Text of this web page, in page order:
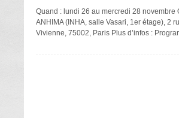
Quand : lundi 26 au mercredi 28 novembre
ANHIMA (INHA, salle Vasari, 1er étage), 2
Vivienne, 75002, Paris Plus d’infos :